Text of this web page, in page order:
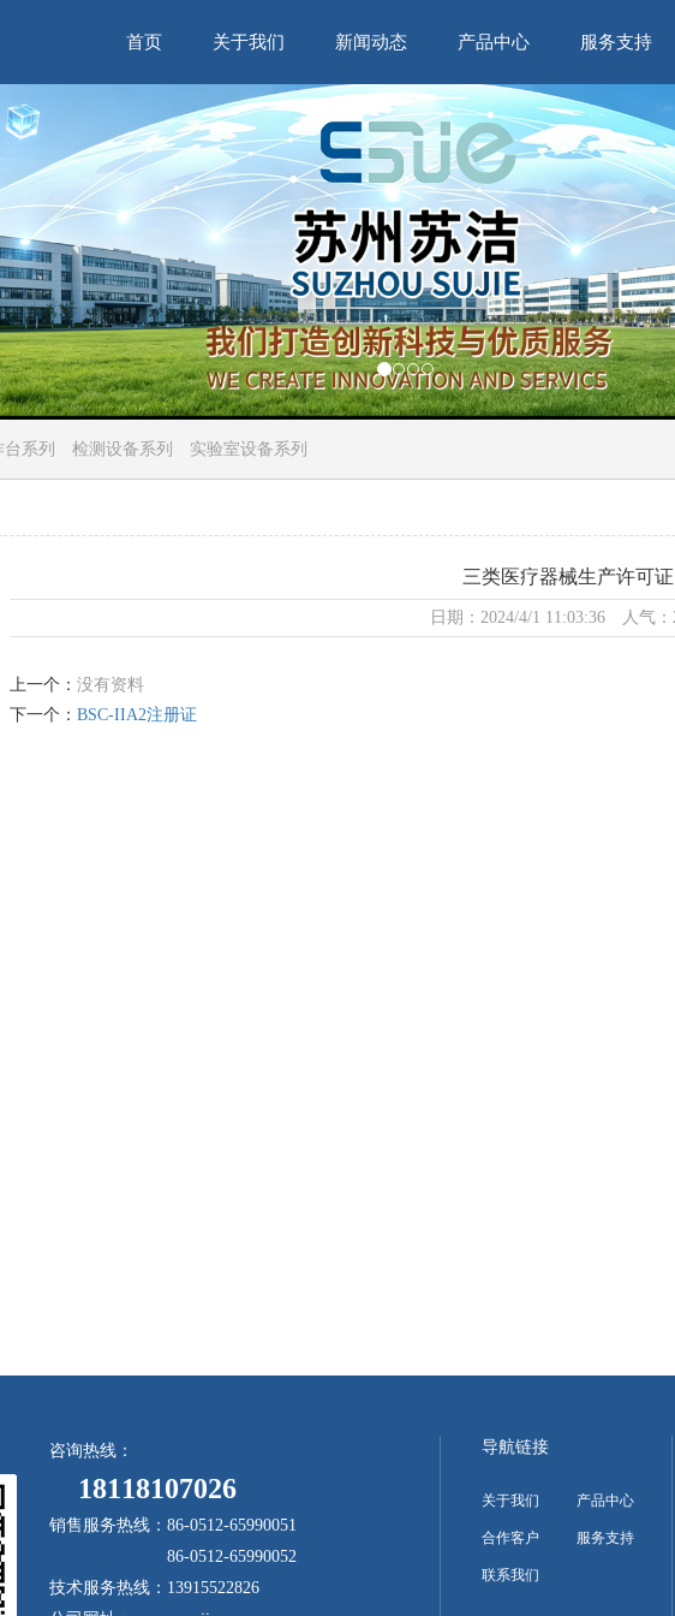
首页 关于我们 新闻动态 产品中心 服务支持
系列 检测设备系列 实验室设备系列
三类医疗器械生产许可证
日期：2024/4/1 11:03:36 人气：
上一个： 没有资料
下一个： BSC-IIA2注册证
咨询热线：
18118107026
销售服务热线：86-0512-65990051
86-0512-65990052
技术服务热线：13915522826
导航链接
关于我们 产品中心
合作客户 服务支持
联系我们